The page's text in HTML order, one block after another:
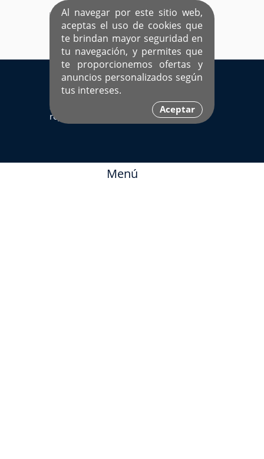
Al navegar por este sitio web,
aceptas el uso de cookies que
te brindan mayor seguridad en
tu navegación, y permites que
te proporcionemos ofertas y
anuncios personalizados según
tus intereses.
Aceptar
EL ÚNICO SITIO DEDICADO A SOLTEROS
HISPANOS COMO TÚ
Ingresa aquí
Sí ya estás
registrado
Menú